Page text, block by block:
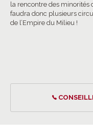
la rencontre des minorités
faudra donc plusieurs
de l’Empire du Milieu !